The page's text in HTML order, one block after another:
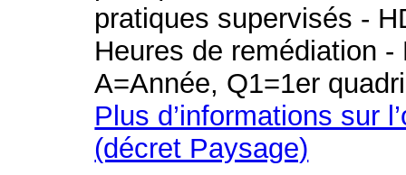
pratiques supervisés -
Heures de remédiation
A=Année, Q1=1er
Plus d’informations sur
(décret Paysage)